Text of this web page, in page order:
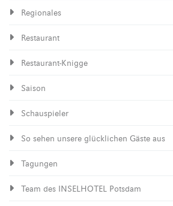
Regionales
Restaurant
Restaurant-Knigge
Saison
Schauspieler
So sehen unsere glücklichen Gäste aus
Tagungen
Team des INSELHOTEL Potsdam